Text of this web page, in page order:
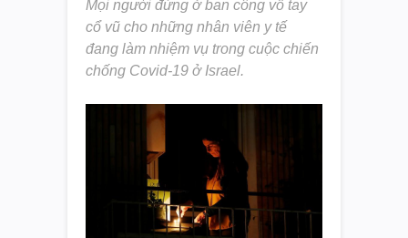
Mọi người đứng ở ban công vỗ tay
cổ vũ cho những nhân viên y tế
đang làm nhiệm vụ trong cuộc chiến
chống Covid-19 ở Israel.